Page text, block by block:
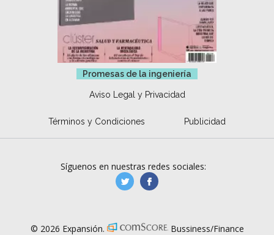
Promesas de la ingeniería
Aviso Legal y Privacidad
Términos y Condiciones Publicidad
Síguenos en nuestras redes sociales:
manufacturaGE
© 2026 Expansión. Bussiness/Finance